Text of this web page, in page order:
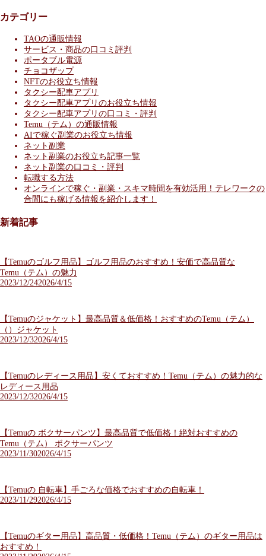
カテゴリー
TAOの通販情報
サービス・商品の口コミ評判
ポータブル電源
チョコザップ
NFTのお役立ち情報
タクシー配車アプリ
タクシー配車アプリのお役立ち情報
タクシー配車アプリの口コミ・評判
Temu（テム）の通販情報
AIで稼ぐ副業のお役立ち情報
ネット副業
ネット副業のお役立ち記事一覧
ネット副業の口コミ・評判
転職する方法
オンラインで稼ぐ・副業・スキマ時間を有効活用！テレワークの
合間にも稼げる情報を紹介します！
新着記事
【Temuのゴルフ用品】ゴルフ用品のおすすめ！安価で高品質な
Temu（テム）の魅力
2023/12/242026/4/15
【Temuのジャケット】最高品質＆低価格！おすすめのTemu（テム）
（）ジャケット
2023/12/32026/4/15
【Temuのレディース用品】安くておすすめ！Temu（テム）の魅力的な
レディース用品
2023/12/32026/4/15
【Temuの ボクサーパンツ】最高品質で低価格！絶対おすすめの
Temu（テム） ボクサーパンツ
2023/11/302026/4/15
【Temuの 自転車】手ごろな価格でおすすめの自転車！
2023/11/292026/4/15
【Temuのギター用品】高品質・低価格！Temu（テム）のギター用品は
おすすめ！